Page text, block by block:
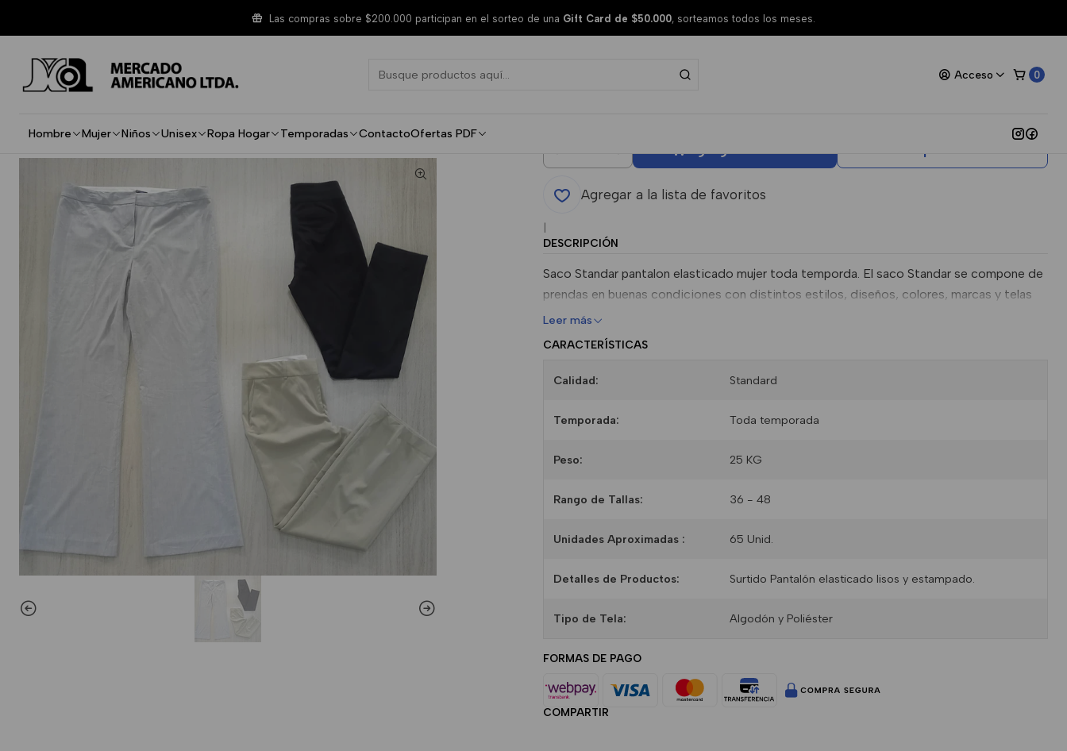
Acceso 0
Hombre Mujer Niños Unisex Ropa Hogar Temporadas ContactoOfertas PDF
Las compras sobre $200.000 participan en el sorteo de una Gift Card de $50.000, sorteamos todos los meses.
Pantalon Elasticado Mujer Standard Toda Temporada
Pantalon Elasticado Mujer
Cantidad
Agregar a la lista de favoritos
DESCRIPCIÓN
Saco Standar pantalon elasticado mujer toda temporda. El saco Standar se compone de
prendas en buenas condiciones con distintos estilos, diseños, colores, marcas y telas
Leer más
CARACTERÍSTICAS
Calidad: Standard
Temporada: Toda temporada
Peso: 25 KG
Rango de Tallas: 36 - 48
Unidades Aproximadas : 65 Unid.
Detalles de Productos: Surtido Pantalón elasticado lisos y estampado.
Tipo de Tela: Algodón y Poliéster
FORMAS DE PAGO
COMPARTIR